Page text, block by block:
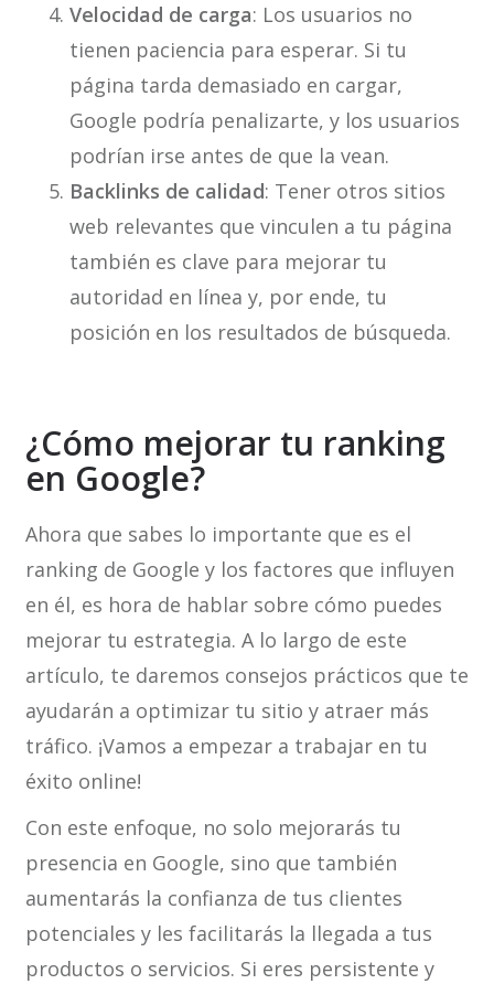
Velocidad de carga: Los usuarios no
tienen paciencia para esperar. Si tu
página tarda demasiado en cargar,
Google podría penalizarte, y los usuarios
podrían irse antes de que la vean.
Backlinks de calidad: Tener otros sitios
web relevantes que vinculen a tu página
también es clave para mejorar tu
autoridad en línea y, por ende, tu
posición en los resultados de búsqueda.
¿Cómo mejorar tu ranking
en Google?
Ahora que sabes lo importante que es el
ranking de Google y los factores que influyen
en él, es hora de hablar sobre cómo puedes
mejorar tu estrategia. A lo largo de este
artículo, te daremos consejos prácticos que te
ayudarán a optimizar tu sitio y atraer más
tráfico. ¡Vamos a empezar a trabajar en tu
éxito online!
Con este enfoque, no solo mejorarás tu
presencia en Google, sino que también
aumentarás la confianza de tus clientes
potenciales y les facilitarás la llegada a tus
productos o servicios. Si eres persistente y